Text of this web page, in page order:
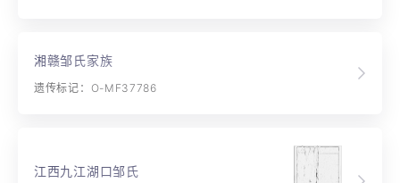
湘赣邹氏家族
遗传标记：O-MF37786
江西九江湖口邹氏